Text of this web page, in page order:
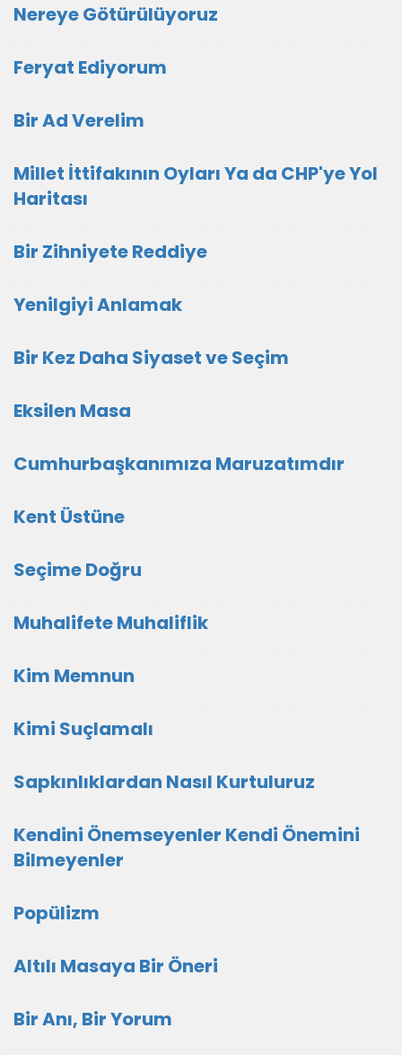
Nereye Götürülüyoruz
Feryat Ediyorum
Bir Ad Verelim
Millet İttifakının Oyları Ya da CHP'ye Yol
Haritası
Bir Zihniyete Reddiye
Yenilgiyi Anlamak
Bir Kez Daha Siyaset ve Seçim
Eksilen Masa
Cumhurbaşkanımıza Maruzatımdır
Kent Üstüne
Seçime Doğru
Muhalifete Muhaliflik
Kim Memnun
Kimi Suçlamalı
Sapkınlıklardan Nasıl Kurtuluruz
Kendini Önemseyenler Kendi Önemini
Bilmeyenler
Popülizm
Altılı Masaya Bir Öneri
Bir Anı, Bir Yorum